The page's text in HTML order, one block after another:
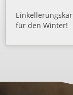
für den Winter!